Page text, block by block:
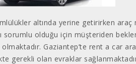
altında yerine getirirken araç
olduğu için müşteriden
Gaziantep’te rent a car
gerekli olan evraklar